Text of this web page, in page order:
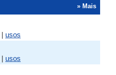
» Mais
| usos
| usos